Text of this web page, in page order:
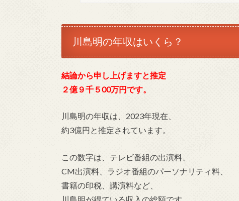
川島明の年収はいくら？
結論から申し上げますと推定
２億９千５00万円です。
川島明の年収は、2023年現在、
約3億円と推定されています。
この数字は、テレビ番組の出演料、
CM出演料、ラジオ番組のパーソナリティ料、
書籍の印税、講演料など、